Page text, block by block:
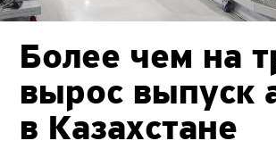
Более чем на
вырос выпуск
в Казахстане